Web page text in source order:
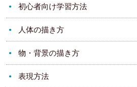
初心者向け学習方法
人体の描き方
物・背景の描き方
表現方法